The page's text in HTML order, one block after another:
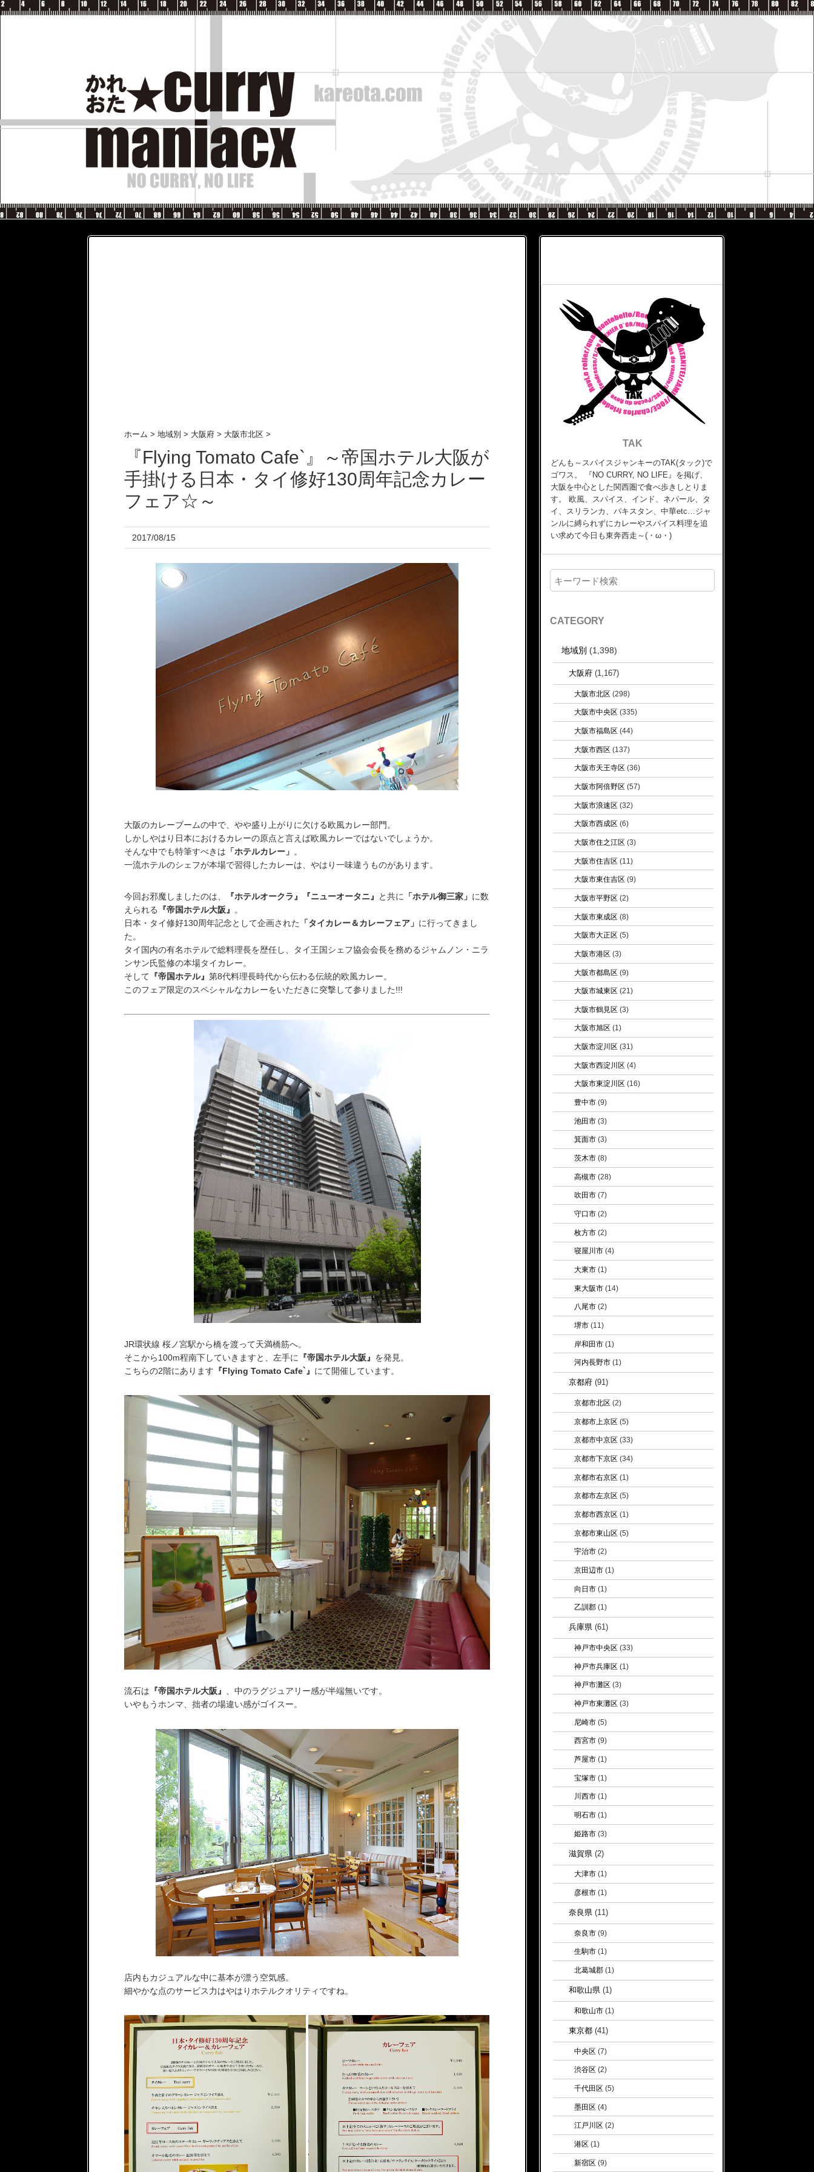
ホーム > 地域別 > 大阪府 > 大阪市北区 >
『Flying Tomato Cafe`』～帝国ホテル大阪が
手掛ける日本・タイ修好130周年記念カレー
フェア☆～
2017/08/15
大阪のカレーブームの中で、やや盛り上がりに欠ける欧風カレー部門。
しかしやはり日本におけるカレーの原点と言えば欧風カレーではないでしょうか。
そんな中でも特筆すべきは 「ホテルカレー」 。
一流ホテルのシェフが本場で習得したカレーは、やはり一味違うものがあります。
今回お邪魔しましたのは、 『ホテルオークラ』『ニューオータニ』 と共に 「ホテル御三家」 に数
えられる
『帝国ホテル大阪』
。
日本・タイ修好130周年記念として企画された
「タイカレー＆カレーフェア」 に行ってきまし
た。
タイ国内の有名ホテルで総料理長を歴任し、タイ王国シェフ協会会長を務めるジャムノン・ニラ
ンサン氏監修の本場タイカレー。
そして 『帝国ホテル』 第8代料理長時代から伝わる伝統的欧風カレー。
このフェア限定のスペシャルなカレーをいただきに突撃して参りました!!!
JR環状線 桜ノ宮駅から橋を渡って天満橋筋へ。
そこから100m程南下していきますと、左手に
『帝国ホテル大阪』 を発見。
こちらの2階にあります 『Flying Tomato Cafe`』 にて開催しています。
流石は 『帝国ホテル大阪』 、中のラグジュアリー感が半端無いです。
いやもうホンマ、拙者の場違い感がゴイスー。
店内もカジュアルな中に基本が漂う空気感。
細やかな点のサービス力はやはりホテルクオリティですね。
TAK
どんも～スパイスジャンキーのTAK(タック)で
ゴワス。 『NO CURRY, NO LIFE』を掲げ、
大阪を中心とした関西圏で食べ歩きしとりま
す。 欧風、スパイス、インド、ネパール、タ
イ、スリランカ、パキスタン、中華etc…ジャ
ンルに縛られずにカレーやスパイス料理を追
い求めて今日も東奔西走～(・ω・)
CATEGORY
地域別 (1,398)
大阪府(1,167)
大阪市北区(298)
大阪市中央区 (335)
大阪市福島区(44)
大阪市西区(137)
大阪市天王寺区 (36)
大阪市阿倍野区(57)
大阪市浪速区(32)
大阪市西成区 (6)
大阪市住之江区(3)
大阪市住吉区(11)
大阪市東住吉区 (9)
大阪市平野区(2)
大阪市東成区(8)
大阪市大正区 (5)
大阪市港区(3)
大阪市都島区(9)
大阪市城東区 (21)
大阪市鶴見区(3)
大阪市旭区 (1)
大阪市淀川区 (31)
大阪市西淀川区(4)
大阪市東淀川区 (16)
豊中市(9)
池田市(3)
箕面市(3)
茨木市(8)
高槻市(28)
吹田市(7)
守口市(2)
枚方市(2)
寝屋川市(4)
大東市(1)
東大阪市(14)
八尾市(2)
堺市(11)
岸和田市(1)
河内長野市(1)
京都府(91)
京都市北区 (2)
京都市上京区(5)
京都市中京区 (33)
京都市下京区(34)
京都市右京区(1)
京都市左京区 (5)
京都市西京区(1)
京都市東山区(5)
宇治市(2)
京田辺市(1)
向日市(1)
乙訓郡(1)
兵庫県(61)
神戸市中央区(33)
神戸市兵庫区(1)
神戸市灘区 (3)
神戸市東灘区(3)
尼崎市(5)
西宮市(9)
芦屋市(1)
宝塚市(1)
川西市(1)
明石市(1)
姫路市(3)
滋賀県(2)
大津市(1)
彦根市(1)
奈良県(11)
奈良市(9)
生駒市(1)
北葛城郡(1)
和歌山県(1)
和歌山市(1)
東京都(41)
中央区(7)
渋谷区 (2)
千代田区(5)
墨田区(4)
江戸川区 (2)
港区(1)
新宿区(9)